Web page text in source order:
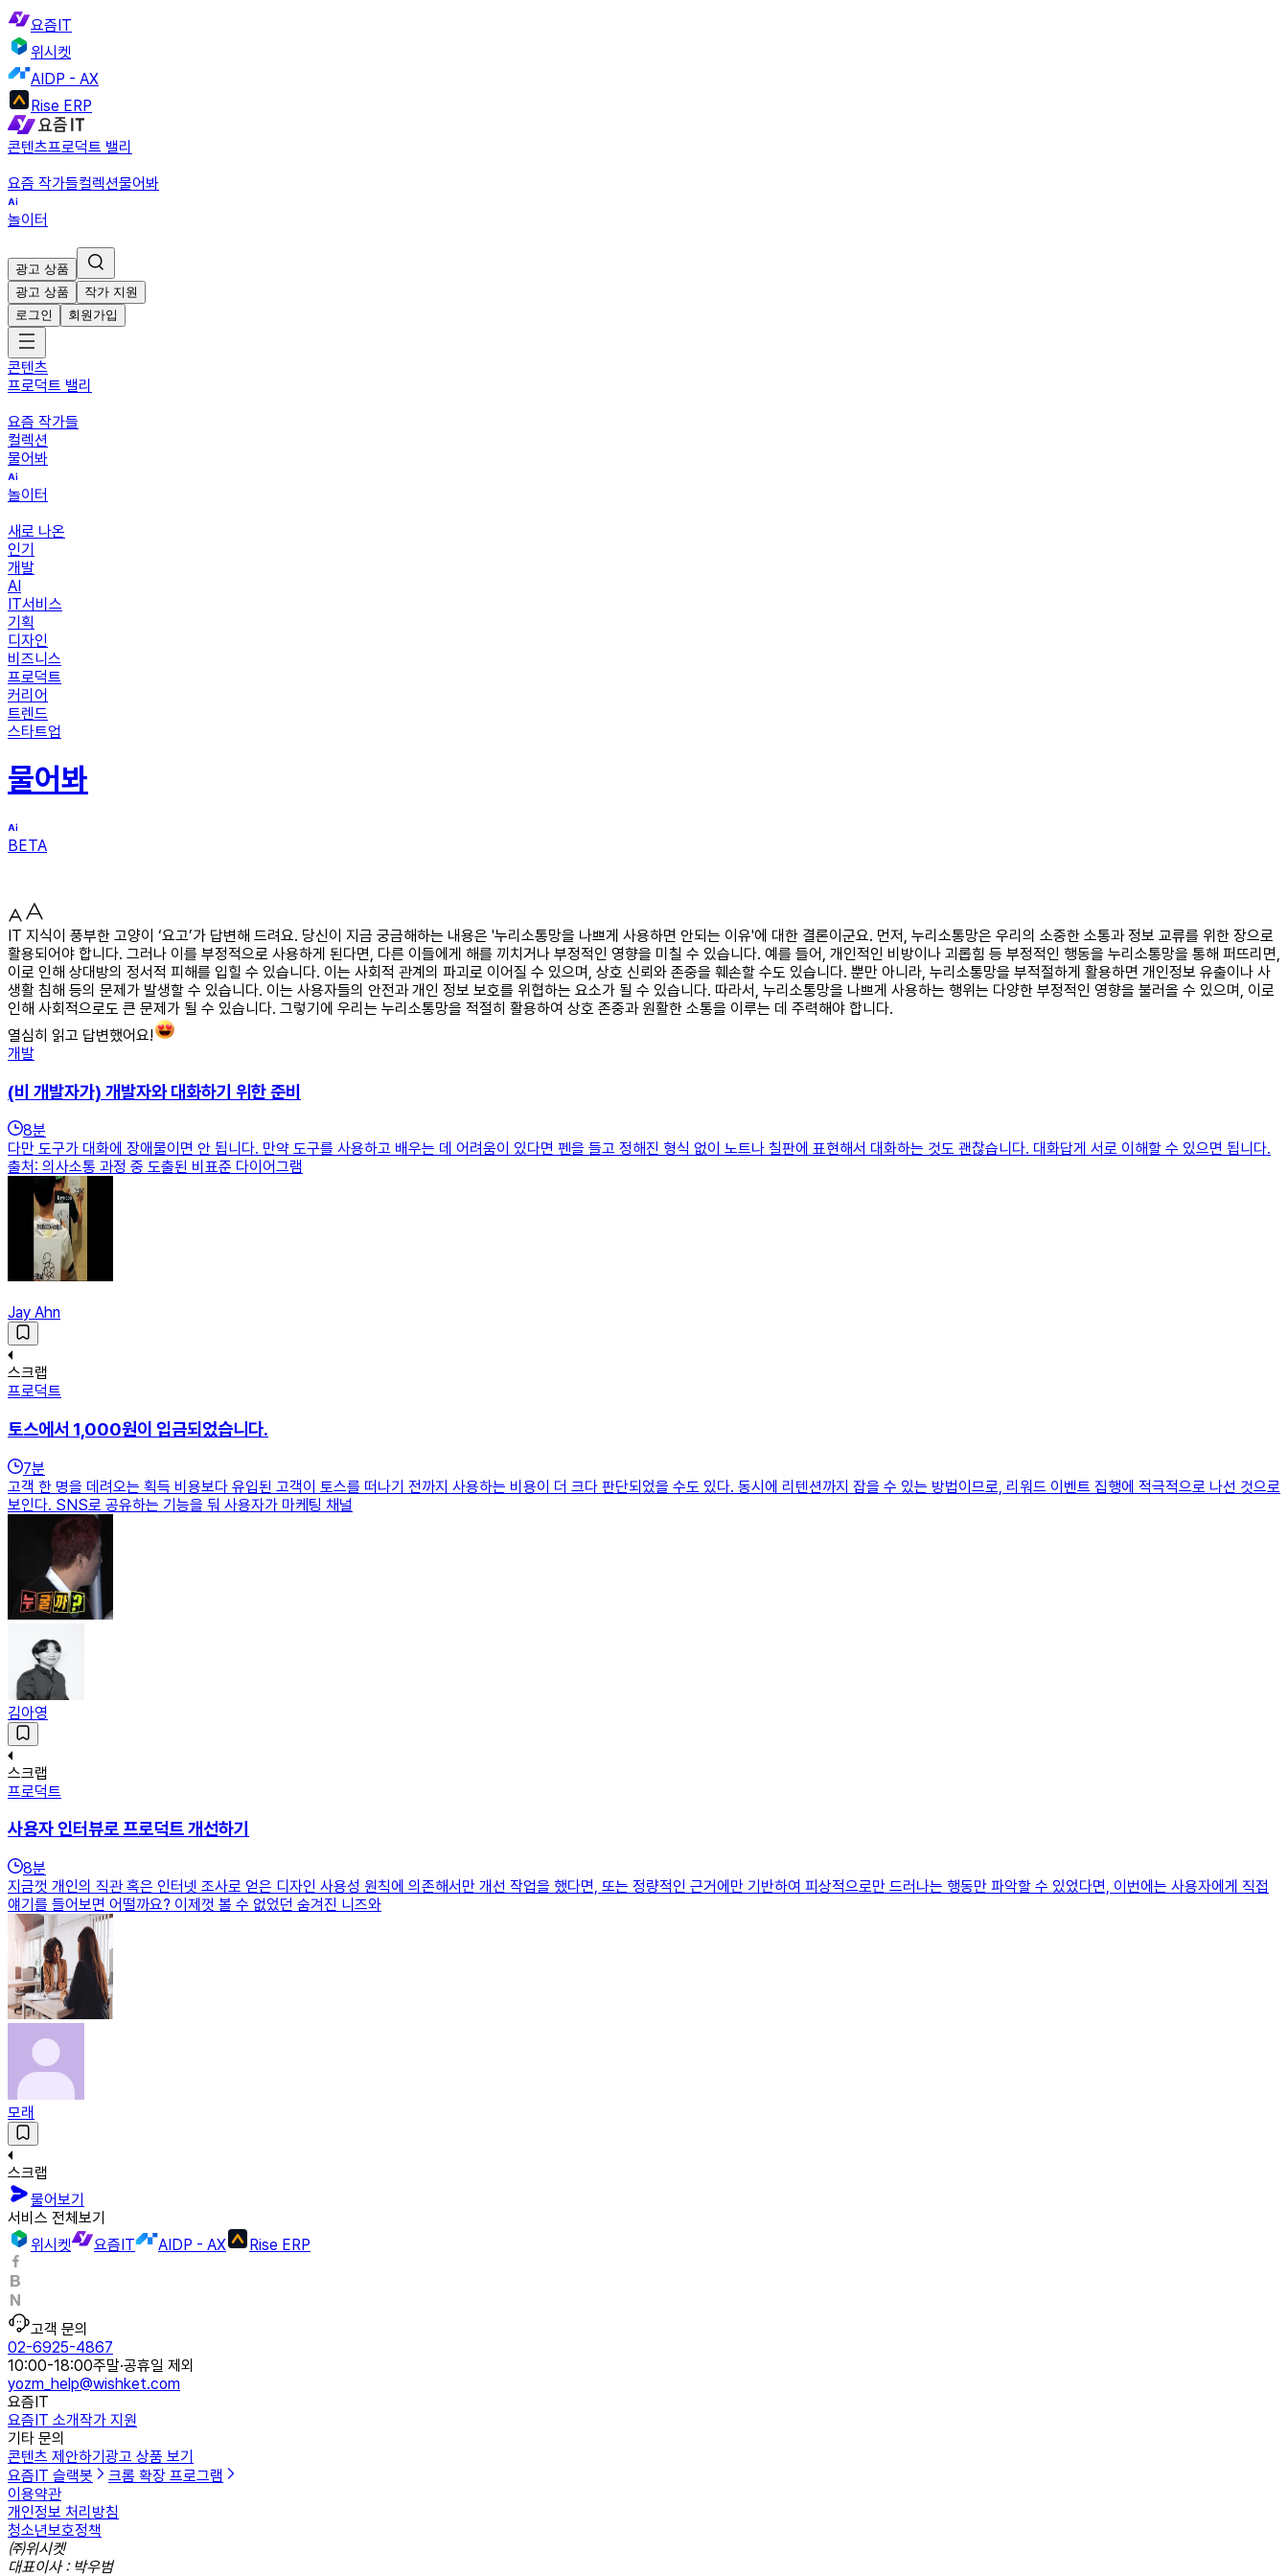
요즘IT
위시켓
AIDP - AX
Rise ERP
콘텐츠프로덕트 밸리
요즘 작가들컬렉션물어봐
놀이터
광고 상품
광고 상품
작가 지원
로그인
회원가입
콘텐츠
프로덕트 밸리
요즘 작가들
컬렉션
물어봐
놀이터
새로 나온
인기
개발
AI
IT서비스
기획
디자인
비즈니스
프로덕트
커리어
트렌드
스타트업
물어봐
BETA
IT 지식이 풍부한 고양이 ‘요고’가 답변해 드려요. 당신이 지금 궁금해하는 내용은 '누리소통망을 나쁘게 사용하면 안되는 이유'에 대한 결론이군요. 먼저, 누리소통망은 우리의 소중한 소통과 정보 교류를 위한 장으로
활용되어야 합니다. 그러나 이를 부정적으로 사용하게 된다면, 다른 이들에게 해를 끼치거나 부정적인 영향을 미칠 수 있습니다. 예를 들어, 개인적인 비방이나 괴롭힘 등 부정적인 행동을 누리소통망을 통해 퍼뜨리면,
이로 인해 상대방의 정서적 피해를 입힐 수 있습니다. 이는 사회적 관계의 파괴로 이어질 수 있으며, 상호 신뢰와 존중을 훼손할 수도 있습니다. 뿐만 아니라, 누리소통망을 부적절하게 활용하면 개인정보 유출이나 사
생활 침해 등의 문제가 발생할 수 있습니다. 이는 사용자들의 안전과 개인 정보 보호를 위협하는 요소가 될 수 있습니다. 따라서, 누리소통망을 나쁘게 사용하는 행위는 다양한 부정적인 영향을 불러올 수 있으며, 이로
인해 사회적으로도 큰 문제가 될 수 있습니다. 그렇기에 우리는 누리소통망을 적절히 활용하여 상호 존중과 원활한 소통을 이루는 데 주력해야 합니다.
열심히 읽고 답변했어요!
개발
(비 개발자가) 개발자와 대화하기 위한 준비
8분
다만 도구가 대화에 장애물이면 안 됩니다. 만약 도구를 사용하고 배우는 데 어려움이 있다면 펜을 들고 정해진 형식 없이 노트나 칠판에 표현해서 대화하는 것도 괜찮습니다. 대화답게 서로 이해할 수 있으면 됩니다.
출처: 의사소통 과정 중 도출된 비표준 다이어그램
Jay Ahn
스크랩
프로덕트
토스에서 1,000원이 입금되었습니다.
7분
고객 한 명을 데려오는 획득 비용보다 유입된 고객이 토스를 떠나기 전까지 사용하는 비용이 더 크다 판단되었을 수도 있다. 동시에 리텐션까지 잡을 수 있는 방법이므로, 리워드 이벤트 집행에 적극적으로 나선 것으로
보인다. SNS로 공유하는 기능을 둬 사용자가 마케팅 채널
김아영
스크랩
프로덕트
사용자 인터뷰로 프로덕트 개선하기
8분
지금껏 개인의 직관 혹은 인터넷 조사로 얻은 디자인 사용성 원칙에 의존해서만 개선 작업을 했다면, 또는 정량적인 근거에만 기반하여 피상적으로만 드러나는 행동만 파악할 수 있었다면, 이번에는 사용자에게 직접
얘기를 들어보면 어떨까요? 이제껏 볼 수 없었던 숨겨진 니즈와
모래
스크랩
물어보기
서비스 전체보기
위시켓
요즘IT AIDP - AX Rise ERP
고객 문의
02-6925-4867
10:00-18:00주말·공휴일 제외
yozm_help@wishket.com
요즘IT
요즘IT 소개작가 지원
기타 문의
콘텐츠 제안하기 광고 상품 보기
요즘IT 슬랙봇
크롬 확장 프로그램
이용약관
개인정보 처리방침
청소년보호정책
㈜위시켓
대표이사 : 박우범